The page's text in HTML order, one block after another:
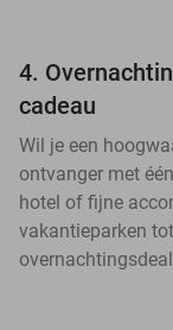
4.
cadeau
Wil je een
ontvanger met
hotel of fijne
vakantieparken